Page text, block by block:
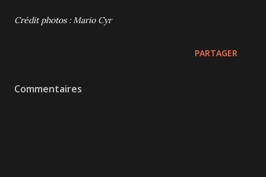
Crédit photos : Mario Cyr
PARTAGER
Commentaires